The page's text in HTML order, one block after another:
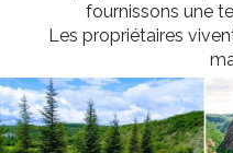
fournissons une
Les propriétaires